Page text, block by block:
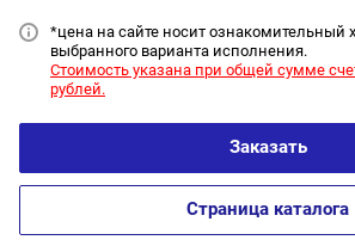
*цена на сайте носит ознакомительный
выбранного варианта исполнения.
Стоимость указана при общей сумме
рублей.
Заказать
Страница каталога